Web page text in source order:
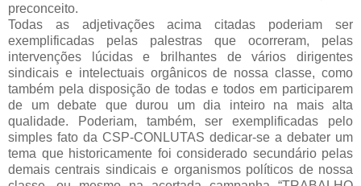
preconceito.
Todas as adjetivações acima citadas poderiam ser
exemplificadas pelas palestras que ocorreram, pelas
intervenções lúcidas e brilhantes de vários dirigentes
sindicais e intelectuais orgânicos de nossa classe, como
também pela disposição de todas e todos em participarem
de um debate que durou um dia inteiro na mais alta
qualidade. Poderiam, também, ser exemplificadas pelo
simples fato da CSP-CONLUTAS dedicar-se a debater um
tema que historicamente foi considerado secundário pelas
demais centrais sindicais e organismos políticos de nossa